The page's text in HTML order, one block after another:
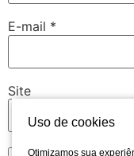
E-mail *
Site
Uso de cookies
Otimizamos sua